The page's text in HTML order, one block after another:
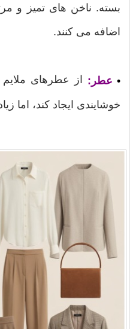
بسته. ناخن های تمیز و
اضافه می کنند.
• عطر: از عطرهای
خوشایندی ایجاد کند، اما